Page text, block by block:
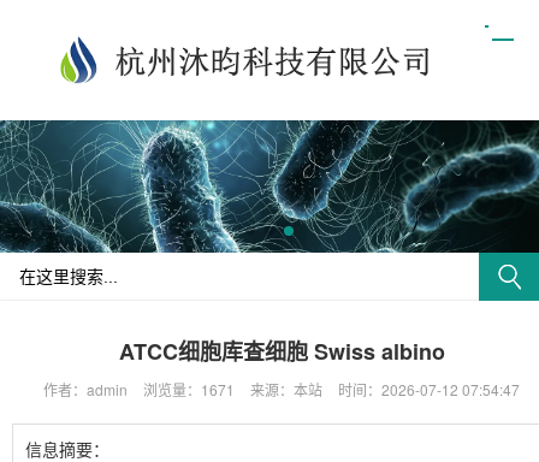
ATCC细胞库查细胞 Swiss albino
作者：admin 浏览量：1671 来源：本站 时间：2026-07-12 07:54:47
信息摘要：